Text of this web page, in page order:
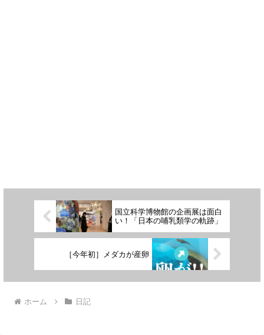
国立科学博物館の企画展は面白
い！「日本の哺乳類学の軌跡」
［今年初］メダカが産卵
ホーム 日記